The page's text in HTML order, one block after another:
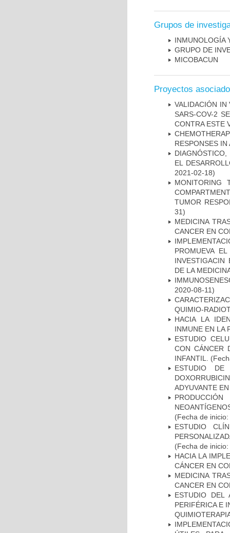
Grupos de
INMUNOLOGÍA
GRUPO DE
MICOBAC­UN
Proyectos
VALIDACIÓN IN
SARS-COV-2
CONTRA ESTE
RESPONSES IN
EL
2021-02-18)
MONITORING
TUMOR
31)
MEDICINA
CANCER EN
PROMUEVA
INVESTIGACIN
DE LA
2020-08-11)
QUIMIO-
HACIA LA
INMUNE EN LA
ESTUDIO
CON CÁNCER
INFANTIL.
ESTUDIO DE
ADYUVANTE
(Fecha de
ESTUDIO
(Fecha de
HACIA LA
CÁNCER EN
MEDICINA
CANCER EN
ESTUDIO DEL
PERIFÉRICA E